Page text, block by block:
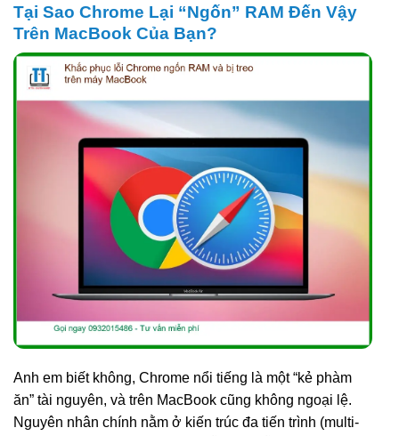
Tại Sao Chrome Lại “Ngốn” RAM Đến Vậy
Trên MacBook Của Bạn?
Anh em biết không, Chrome nổi tiếng là một “kẻ phàm
ăn” tài nguyên, và trên MacBook cũng không ngoại lệ.
Nguyên nhân chính nằm ở kiến trúc đa tiến trình (multi-